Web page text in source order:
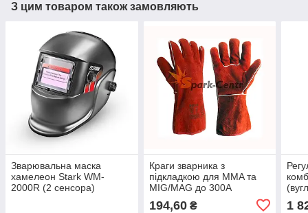
З цим товаром також замовляють
Зварювальна маска
хамелеон Stark WM-
2000R (2 сенсора)
Краги зварника з
підкладкою для MMA та
MIG/MAG до 300А
194,60₴ 1